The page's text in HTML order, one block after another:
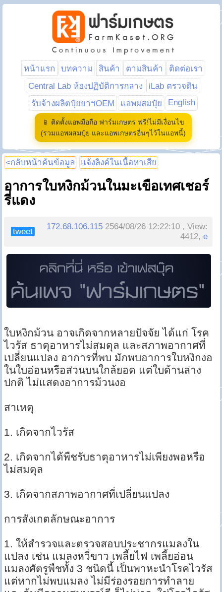
หน้าแรก บทความ สินค้า ตามสินค้า
ติดต่อเรา
Central Lab ห้องปฏิบัติการกลาง
iLab ตรวจดิน
รับจ้างผลิตปุ๋ยยาฯOEM
แอพผสมปุ๋ย English
📱 ติดตั้งแอพมือถือ ฟาร์มเกษตร ฟรี!ไม่มีเงื่อนไข
(รวมแอพผสมปุ๋ย และแอพเกษตรอื่นๆไว้ในแอพนี้)
<กลับหน้าค้นข้อมูล แจ้งลิงค์ในเนื้อหาเสีย
อาการใบหงิกม้วนในมะเขือเทศเชอร์
รี่แดง
tweet
172.68.106.115 2564/08/26 12:22:10 , View:
4412,e
ใบหงิกม้วน อาจเกิดจากหลายปัจจัย ได้แก่ โรค
ไวรัส ธาตุอาหารไม่สมดุล และสภาพอากาศที่
เปลี่ยนแปลง อาการที่พบ มักพบอาการใบหงิกงอ
ในใบอ่อนหรือส่วนบนใกล้ยอด แต่ใบด้านล่าง
ปกติ ไม่แสดงอาการม้วนงอ
สาเหตุ
1. เกิดจากไวรัส
2. เกิดจากได้พืชรับธาตุอาหารไม่เพียงพอหรือ
ไม่สมดุล
3. เกิดจากสภาพอากาศที่เปลี่ยนแปลง
การสังเกตลักษณะอาการ
1. ให้สำรวจและตรวจสอบประชากรแมลงใน
แปลง เช่น แมลงหวี่ขาว เพลี้ยไฟ เพลี้ยอ่อน
แมลงศัตรูพืชทั้ง 3 ชนิดนี้ เป็นพาหะนำโรคไวรัส
แต่หากไม่พบแมลง ไม่มีร่องรอยการทำลาย